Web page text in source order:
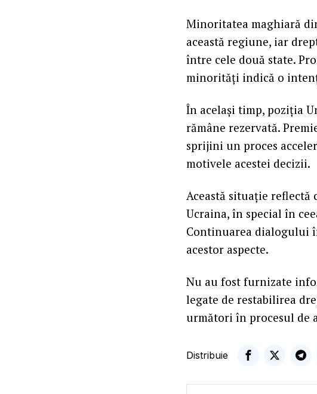
Minoritatea maghiară
această regiune, iar
între cele două state.
minorități indică o
În același timp, poziția
rămâne rezervată.
sprijini un proces
motivele acestei decizii.
Această situație
Ucraina, în special în
Continuarea dialogului
acestor aspecte.
Nu au fost furnizate
legate de restabilirea
următori în procesul de
Distribuie